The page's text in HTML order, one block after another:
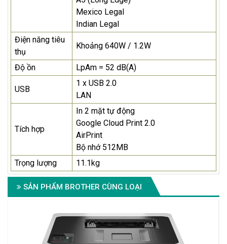
Mexico Legal
Indian Legal
Điện năng tiêu
thụ
Khoảng 640W / 1.2W
Độ ồn LpAm = 52 dB(A)
USB
1 x USB 2.0
LAN
Tích hợp
In 2 mặt tự động
Google Cloud Print 2.0
AirPrint
Bộ nhớ 512MB
Trọng lượng
11.1kg
SẢN PHẨM BROTHER CÙNG LOẠI